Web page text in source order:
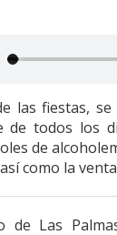
las fiestas,
de todos los
de
como la
de Las